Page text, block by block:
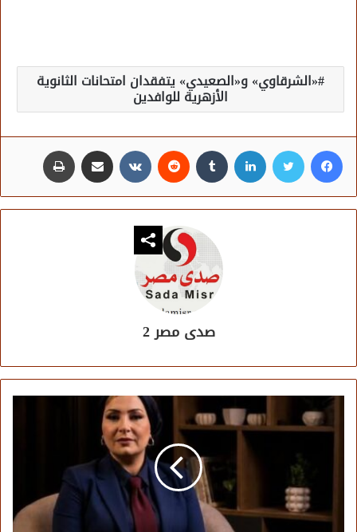
«الشرقاوي» و«الصعيدي» يتفقدان امتحانات الثانوية
الأزهرية للوافدين
فيسبوك تويتر لينكدإن مشاركة عبر البريد
صدى مصر 2